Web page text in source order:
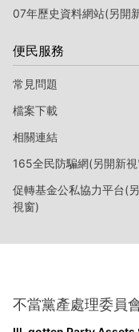
07年歷史資料網站(另開
便民服務
常見問題
檔案下載
相關連結
165全民防騙網(另開新
促轉基金公私協力平台(
視窗)
不當黨產處理委員